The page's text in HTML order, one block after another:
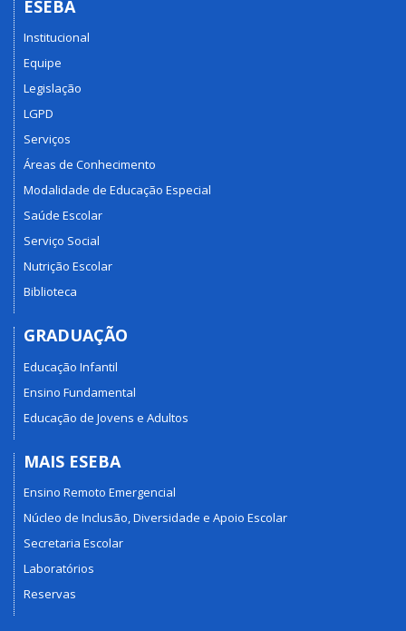
ESEBA
Institucional
Equipe
Legislação
LGPD
Serviços
Áreas de Conhecimento
Modalidade de Educação Especial
Saúde Escolar
Serviço Social
Nutrição Escolar
Biblioteca
GRADUAÇÃO
Educação Infantil
Ensino Fundamental
Educação de Jovens e Adultos
MAIS ESEBA
Ensino Remoto Emergencial
Núcleo de Inclusão, Diversidade e Apoio Escolar
Secretaria Escolar
Laboratórios
Reservas